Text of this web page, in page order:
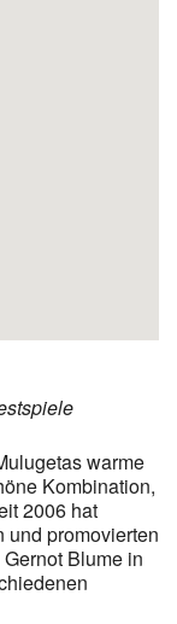
warme
Kombination,
2006 hat
und promovierten
Blume in